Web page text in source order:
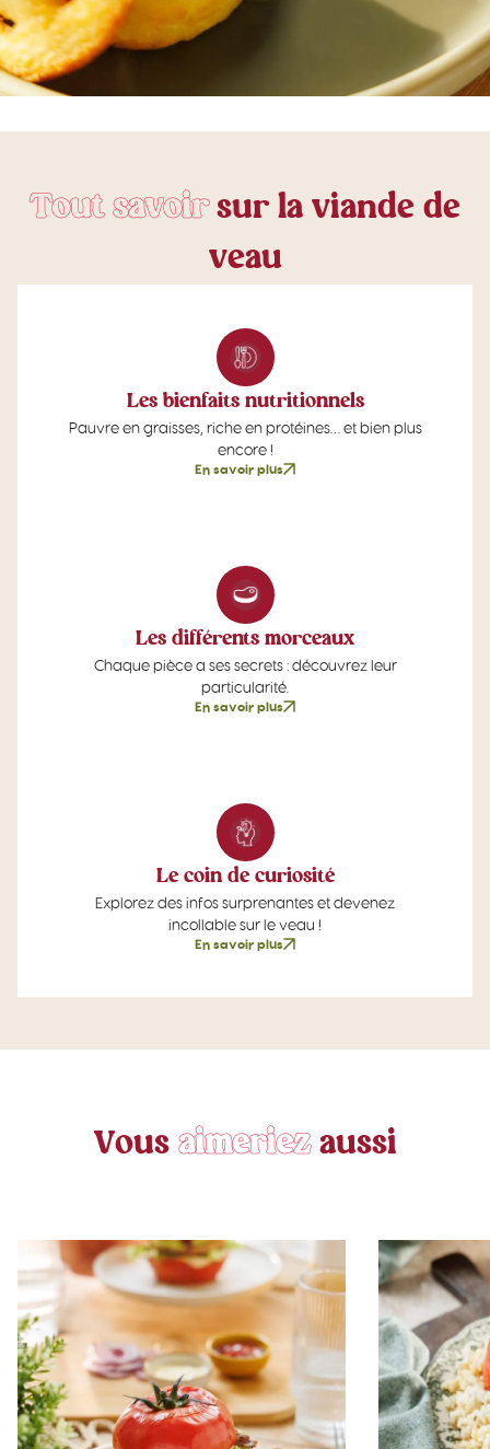
Toutsavoirsurlaviandede
veau
Les bienfaits nutritionnels
Pauvre en graisses, riche en protéines… et bien plus
encore !
En savoir plus
Les différents morceaux
Chaque pièce a ses secrets : découvrez leur
particularité.
En savoir plus
Le coin de curiosité
Explorez des infos surprenantes et devenez
incollable sur le veau !
En savoir plus
Vous aimeriez aussi